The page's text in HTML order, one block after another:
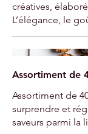
créatives,
L’élégance, le
Assortiment de
Assortiment de
surprendre et
saveurs parmi la